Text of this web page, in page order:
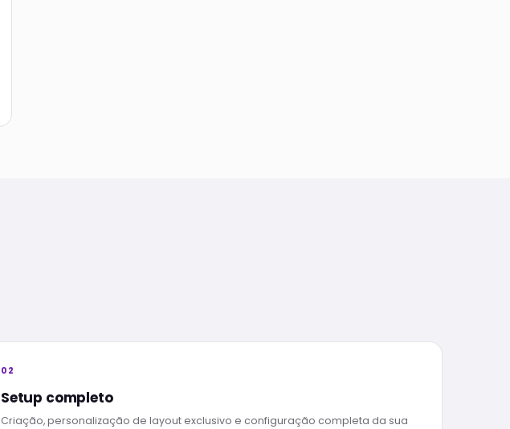
02
Setup completo
Criação, personalização de layout exclusivo e configuração completa da sua